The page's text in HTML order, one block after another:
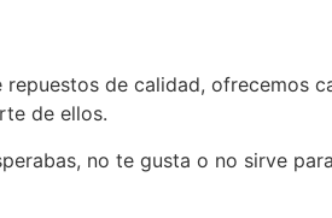
de calidad, ofrecemos
de ellos.
no te gusta o no sirve